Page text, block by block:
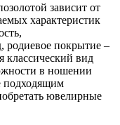
зависит от
характеристик
родиевое покрытие –
классический вид
в ношении
подходящим
ювелирные